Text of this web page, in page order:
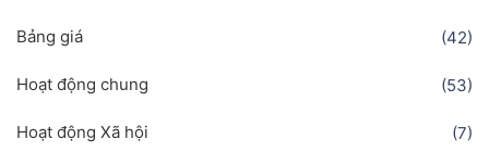
Bảng giá (42)
Hoạt động chung (53)
Hoạt động Xã hội (7)